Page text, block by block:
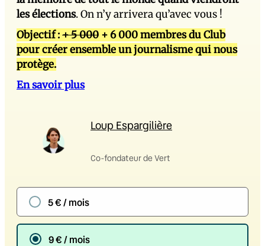
les élections. On n’y arrivera qu’avec vous !
Objectif :+ 5 000 + 6 000 membres du Club
pour créer ensemble un journalisme qui nous
protège.
En savoir plus
Loup Espargilière
Co-fondateur de Vert
5 € / mois
9 € / mois